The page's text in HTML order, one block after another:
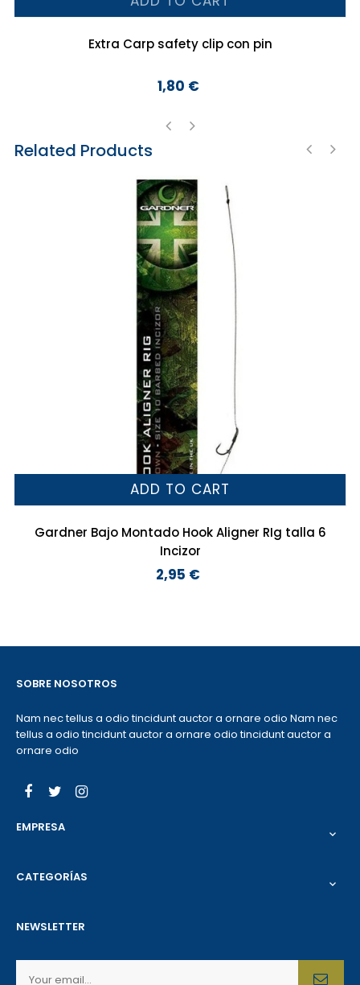
Extra Carp safety clip con pin
Preço
1,80 €
Related Products
ADD TO CART
Gardner Bajo Montado Hook Aligner RIg talla 6
Incizor
Preço
2,95 €
SOBRE NOSOTROS
Nam nec tellus a odio tincidunt auctor a ornare odio Nam nec
tellus a odio tincidunt auctor a ornare odio tincidunt auctor a
ornare odio
Facebook
Twitter
EMPRESA 
CATEGORÍAS 
NEWSLETTER